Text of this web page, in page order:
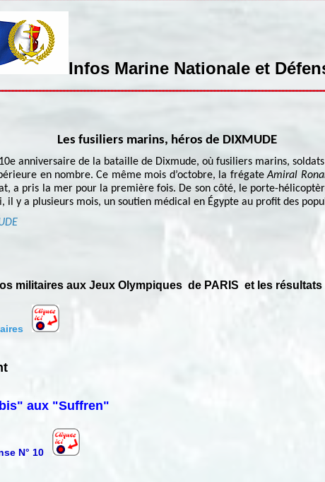
Infos Marine Nationale et
Les fusiliers marins, héros de DIXMUDE
anniversaire de la bataille de Dixmude, où fusiliers marins,
en nombre. Ce même mois d’octobre, la frégateAmiral
a pris la mer pour la première fois. De son côté, le porte-
il y a plusieurs mois, un soutien médical en Égypte au profit des
militaires aux Jeux Olympiques de PARIS et les
aux "Suffren"
N° 10